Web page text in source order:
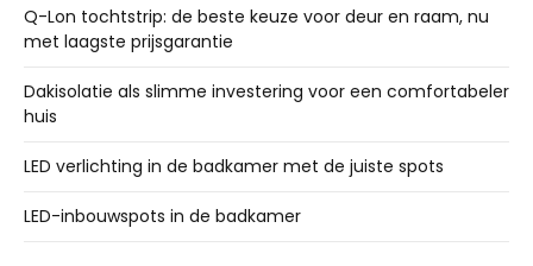
Q-Lon tochtstrip: de beste keuze voor deur en raam, nu
met laagste prijsgarantie
Dakisolatie als slimme investering voor een comfortabeler
huis
LED verlichting in de badkamer met de juiste spots
LED-inbouwspots in de badkamer